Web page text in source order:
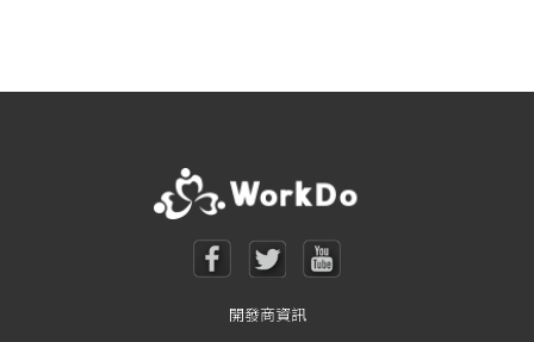
Posts navigation
開發商資訊